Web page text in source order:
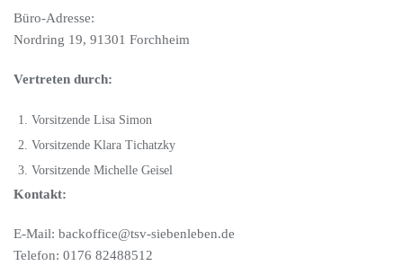
Büro-Adresse:
Nordring 19, 91301 Forchheim
Vertreten durch:
Vorsitzende Lisa Simon
Vorsitzende Klara Tichatzky
Vorsitzende Michelle Geisel
Kontakt:
E-Mail: backoffice@tsv-siebenleben.de
Telefon: 0176 82488512